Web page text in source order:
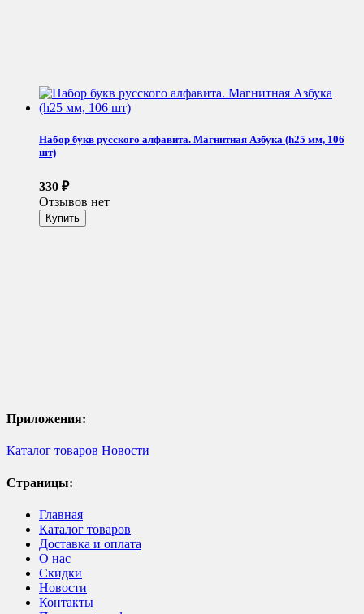
Набор букв русского алфавита. Магнитная Азбука (h25 мм, 106
шт)
330 ₽
Отзывов нет
Приложения:
Каталог товаров Новости
Страницы:
Главная
Каталог товаров
Доставка и оплата
О нас
Скидки
Новости
Контакты